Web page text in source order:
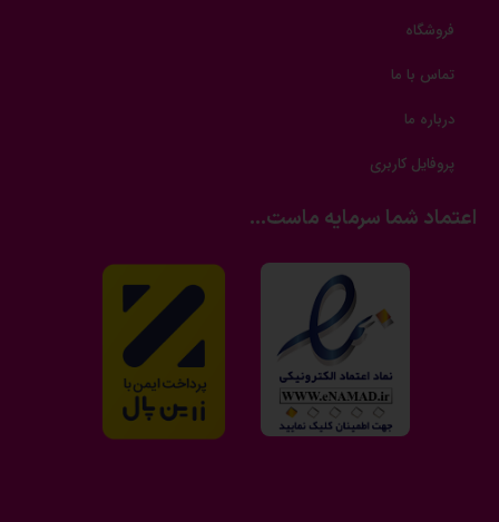
فروشگاه
تماس با ما
درباره ما
پروفایل کاربری
اعتماد شما سرمایه ماست...